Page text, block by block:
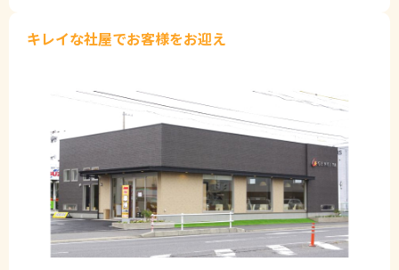
キレイな社屋でお客様をお迎え